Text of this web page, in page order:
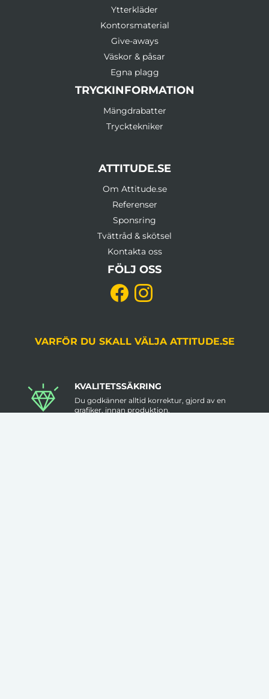
Ytterkläder
Kontorsmaterial
Give-aways
Väskor & påsar
Egna plagg
TRYCKINFORMATION
Mängdrabatter
Trycktekniker
ATTITUDE.SE
Om Attitude.se
Referenser
Sponsring
Tvättråd & skötsel
Kontakta oss
FÖLJ OSS
VARFÖR DU SKALL VÄLJA ATTITUDE.SE
KVALITETSSÄKRING
Du godkänner alltid korrektur, gjord av en
grafiker, innan produktion.